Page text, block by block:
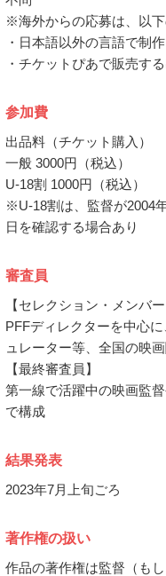
※海外からの応募は、以
・日本語以外の言語で制
・チケットぴあで販売す
参加費
出品料（チケット購入）
一般 3000円（税込）
U-18割 1000円（税込）
※U-18割は、監督が2004
日を確認する場合あり
審査員
【セレクション・メンバー
PFFディレクターを中心
ュレーター等、全国の映
【最終審査員】
第一線で活躍中の映画監
で構成
結果発表
2023年7月上旬ごろ
著作権の扱い
作品の著作権は監督（も